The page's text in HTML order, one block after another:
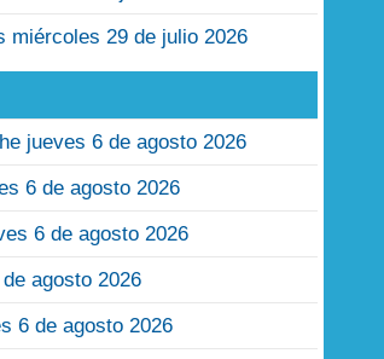
miércoles 29 de julio 2026
jueves 6 de agosto 2026
6 de agosto 2026
6 de agosto 2026
agosto 2026
6 de agosto 2026